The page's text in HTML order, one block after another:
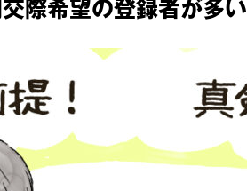
交際希望の登録者が多い